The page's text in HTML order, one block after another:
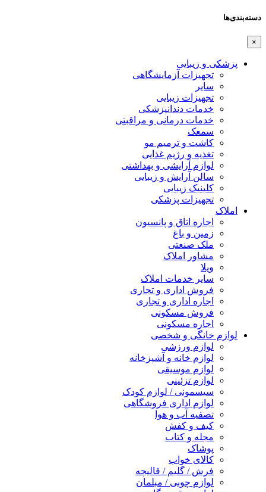
دسته‌بندی‌ها
×
پزشکی و زیبایی
تجهیزات آزمایشگاهی
سایر
تجهیزات زیبایی
خدمات دندانپزشکی
خدمات درمانی و مراقبتی
سمعک
کاشت و ترمیم مو
تغذیه و رژیم غذایی
لوازم آرایشی و بهداشتی
سالن آرایش و زیبایی
کلینیک زیبایی
تجهیزات پزشکی
املاک
اجاره اتاق و پانسیون
زمین و باغ
ملک صنعتی
مشاور املاک
ویلا
سایر خدمات املاک
فروش اداری و تجاری
اجاره اداری و تجاری
فروش مسکونی
اجاره مسکونی
لوازم خانگی و شخصی
لوازم ورزشی
لوازم خانه و آشپزخانه
لوازم موسیقی
لوازم تزئینی
سیسمونی / لوازم کودک
لوازم اداری فروشگاهی
تصفیه آب و هوا
کیف و کفش
مجله و کتاب
پوشاک
کالای خواب
فرش / گلیم / قالیچه
لوازم چوبی / مبلمان